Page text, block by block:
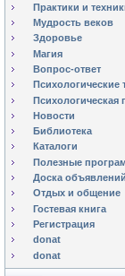
Практики и
Мудрость веков
Здоровье
Магия
Вопрос-ответ
Психологические
Психологическая
Новости
Библиотека
Каталоги
Полезные
Доска объявлений
Отдых и общение
Гостевая книга
Регистрация
donat
donat